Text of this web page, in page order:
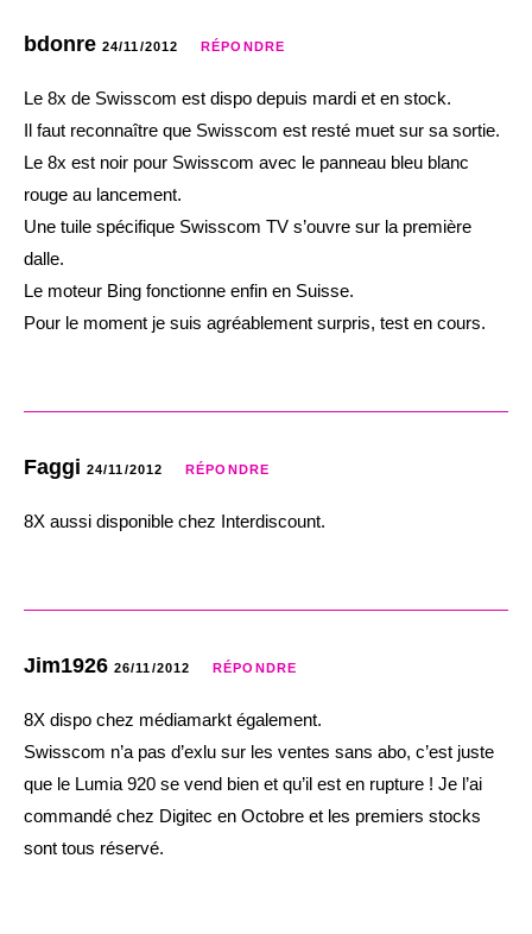
bdonre 24/11/2012 RÉPONDRE
Le 8x de Swisscom est dispo depuis mardi et en stock.
Il faut reconnaître que Swisscom est resté muet sur sa sortie.
Le 8x est noir pour Swisscom avec le panneau bleu blanc
rouge au lancement.
Une tuile spécifique Swisscom TV s’ouvre sur la première
dalle.
Le moteur Bing fonctionne enfin en Suisse.
Pour le moment je suis agréablement surpris, test en cours.
Faggi 24/11/2012 RÉPONDRE
8X aussi disponible chez Interdiscount.
Jim1926 26/11/2012 RÉPONDRE
8X dispo chez médiamarkt également.
Swisscom n’a pas d’exlu sur les ventes sans abo, c’est juste
que le Lumia 920 se vend bien et qu’il est en rupture ! Je l’ai
commandé chez Digitec en Octobre et les premiers stocks
sont tous réservé.